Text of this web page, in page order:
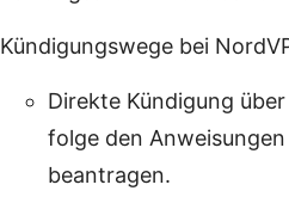
Kündigungswege bei
Direkte Kündigung
folge den
beantragen.